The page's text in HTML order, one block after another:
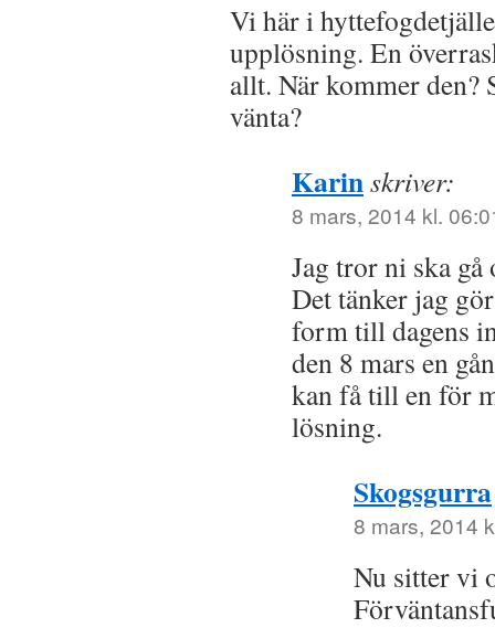
Vi här i
upplösning. En
allt. När kommer den?
vänta?
Karinskriver:
8 mars, 2014 kl.
Jag tror ni ska gå
Det tänker jag
form till dagens
den 8 mars en
kan få till en för
lösning.
Skogsgurra
8 mars, 2014
Nu sitter vi